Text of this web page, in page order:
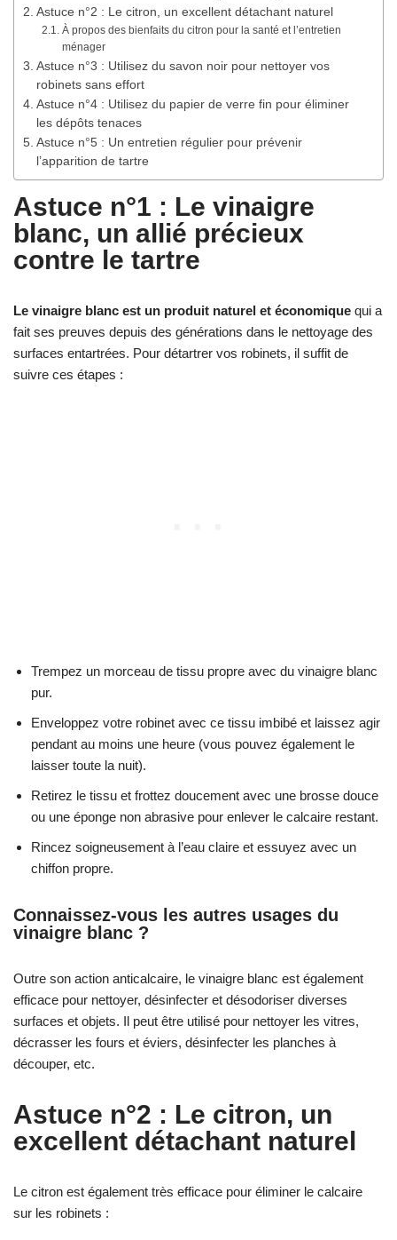
Astuce n°2 : Le citron, un excellent détachant naturel
À propos des bienfaits du citron pour la santé et l’entretien
ménager
Astuce n°3 : Utilisez du savon noir pour nettoyer vos
robinets sans effort
Astuce n°4 : Utilisez du papier de verre fin pour éliminer
les dépôts tenaces
Astuce n°5 : Un entretien régulier pour prévenir
l’apparition de tartre
Astuce n°1 : Le vinaigre
blanc, un allié précieux
contre le tartre
Le vinaigre blanc est un produit naturel et économique qui a
fait ses preuves depuis des générations dans le nettoyage des
surfaces entartrées. Pour détartrer vos robinets, il suffit de
suivre ces étapes :
Trempez un morceau de tissu propre avec du vinaigre blanc
pur.
Enveloppez votre robinet avec ce tissu imbibé et laissez agir
pendant au moins une heure (vous pouvez également le
laisser toute la nuit).
Retirez le tissu et frottez doucement avec une brosse douce
ou une éponge non abrasive pour enlever le calcaire restant.
Rincez soigneusement à l’eau claire et essuyez avec un
chiffon propre.
Connaissez-vous les autres usages du
vinaigre blanc ?
Outre son action anticalcaire, le vinaigre blanc est également
efficace pour nettoyer, désinfecter et désodoriser diverses
surfaces et objets. Il peut être utilisé pour nettoyer les vitres,
décrasser les fours et éviers, désinfecter les planches à
découper, etc.
Astuce n°2 : Le citron, un
excellent détachant naturel
Le citron est également très efficace pour éliminer le calcaire
sur les robinets :